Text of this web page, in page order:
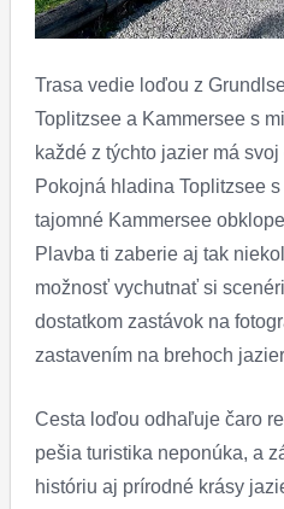
Trasa vedie loďou z
Toplitzsee a Kammersee s
každé z týchto jazier má
Pokojná hladina Toplitzsee
tajomné Kammersee
Plavba ti zaberie aj tak
možnosť vychutnať si
dostatkom zastávok na
zastavením na brehoch
Cesta loďou odhaľuje čaro
pešia turistika neponúka, a
históriu aj prírodné krásy